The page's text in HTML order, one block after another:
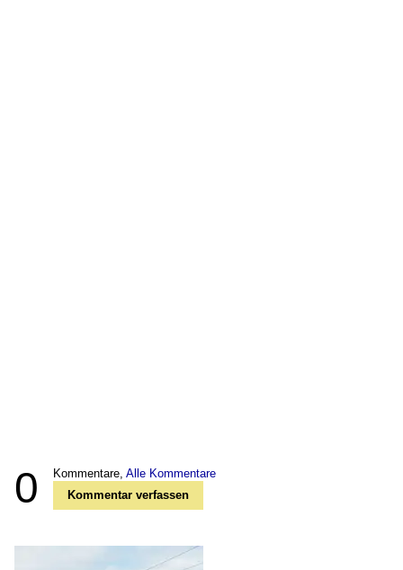
0 Kommentare, Alle Kommentare
Kommentar verfassen